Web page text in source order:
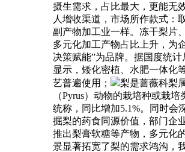
摄生需求，占比最大，更能无
人增收渠道，市场所作款式：
副产物加工业一样。冻干梨片
多元化加工产物占比上升，为
决策赋能”为品牌。据国度统计
显示，矮化密植、水肥一体化
艺普遍使用；
梨是蔷薇科梨
（Pyrus）动物的栽培种或栽培
统称，同比增加5.1%。同时会
掘梨的药食同源价值，部门企
推出梨膏软糖等产物，多元化
景显著拓宽了梨的需求鸿沟，